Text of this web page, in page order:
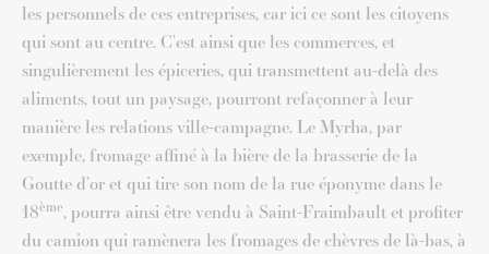
les personnels de ces entreprises, car ici ce sont les citoyens
qui sont au centre. C’est ainsi que les commerces, et
singulièrement les épiceries, qui transmettent au-delà des
aliments, tout un paysage, pourront refaçonner à leur
manière les relations ville-campagne. Le Myrha, par
exemple, fromage affiné à la bière de la brasserie de la
Goutte d’or et qui tire son nom de la rue éponyme dans le
18ème, pourra ainsi être vendu à Saint-Fraimbault et profiter
du camion qui ramènera les fromages de chèvres de là-bas, à